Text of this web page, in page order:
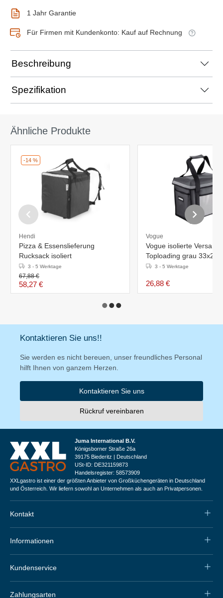
1 Jahr Garantie
Für Firmen mit Kundenkonto: Kauf auf Rechnung
Beschreibung
Spezifikation
Ähnliche Produkte
-14 %
Hendi
Pizza & Essenslieferung
Rucksack isoliert
3 - 5 Werktage
67,88 €
58,27 €
Vogue
Vogue isolierte
Toploading grau
3 - 5 Werktage
26,88 €
Kontaktieren Sie uns!!
Sie werden es nicht bereuen, unser freundliches Personal
hilft Ihnen von ganzem Herzen.
Kontaktieren Sie uns
Rückruf vereinbaren
Juma International B.V.
Königsborner Straße 26a
39175 Biederitz | Deutschland
USt-ID: DE321159873
Handelsregister: 58573909
XXLgastro ist einer der größten Anbieter von Großküchengeräten in Deutschland
und Österreich. Wir liefern sowohl an Unternehmen als auch an Privatpersonen.
Kontakt
Informationen
Kundenservice
Zahlungsarten